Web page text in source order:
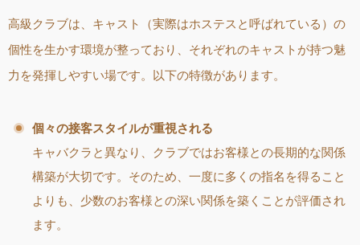
高級クラブは、キャスト（実際はホステスと呼ばれている）の
個性を生かす環境が整っており、それぞれのキャストが持つ魅
力を発揮しやすい場です。以下の特徴があります。
個々の接客スタイルが重視される
キャバクラと異なり、クラブではお客様との長期的な関係
構築が大切です。そのため、一度に多くの指名を得ること
よりも、少数のお客様との深い関係を築くことが評価され
ます。